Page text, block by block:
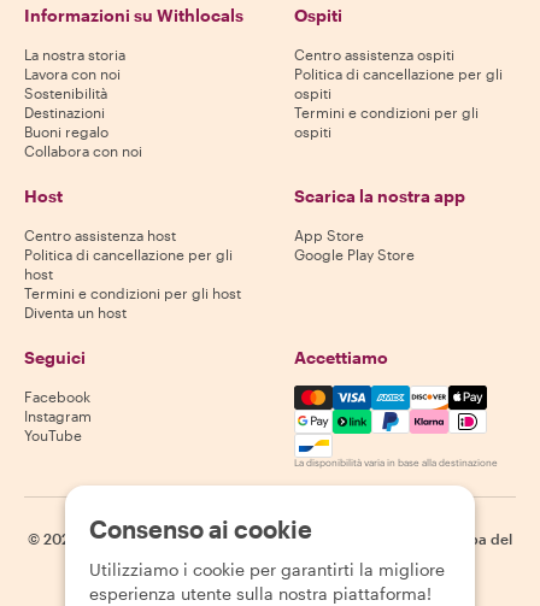
Informazioni su Withlocals
La nostra storia
Lavora con noi
Sostenibilità
Destinazioni
Buoni regalo
Collabora con noi
Ospiti
Centro assistenza ospiti
Politica di cancellazione per gli
ospiti
Termini e condizioni per gli
ospiti
Host
Centro assistenza host
Politica di cancellazione per gli
host
Termini e condizioni per gli host
Diventa un host
Scarica la nostra app
App Store
Google Play Store
Seguici
Facebook
Instagram
YouTube
Accettiamo
Mastercard, Visa, Amex,
La disponibilità varia in base alla destinazione
© 2026 Withlocals.com | Informativa sulla privacy
Mappa del
Consenso ai cookie
Utilizziamo i cookie per garantirti la migliore
esperienza utente sulla nostra piattaforma!